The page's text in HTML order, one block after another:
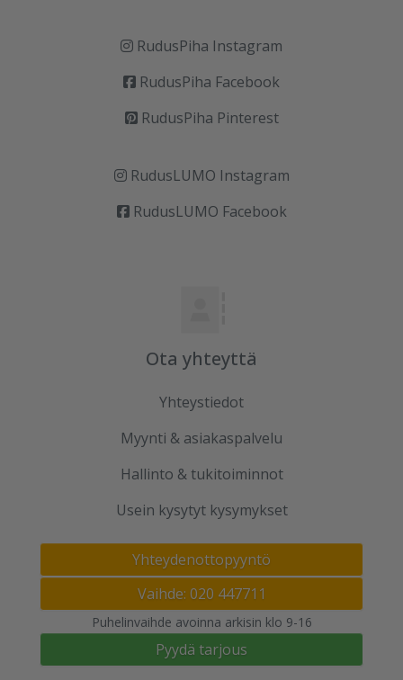
RudusPiha Instagram
RudusPiha Facebook
RudusPiha Pinterest
RudusLUMO Instagram
RudusLUMO Facebook
Ota yhteyttä
Yhteystiedot
Myynti & asiakaspalvelu
Hallinto & tukitoiminnot
Usein kysytyt kysymykset
Yhteydenottopyyntö
Vaihde: 020 447711
Puhelinvaihde avoinna arkisin klo 9-16
Pyydä tarjous